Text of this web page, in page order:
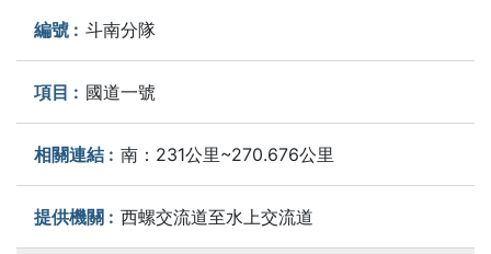
斗南分隊
國道一號
南：231公里~270.676公里
西螺交流道至水上交流道